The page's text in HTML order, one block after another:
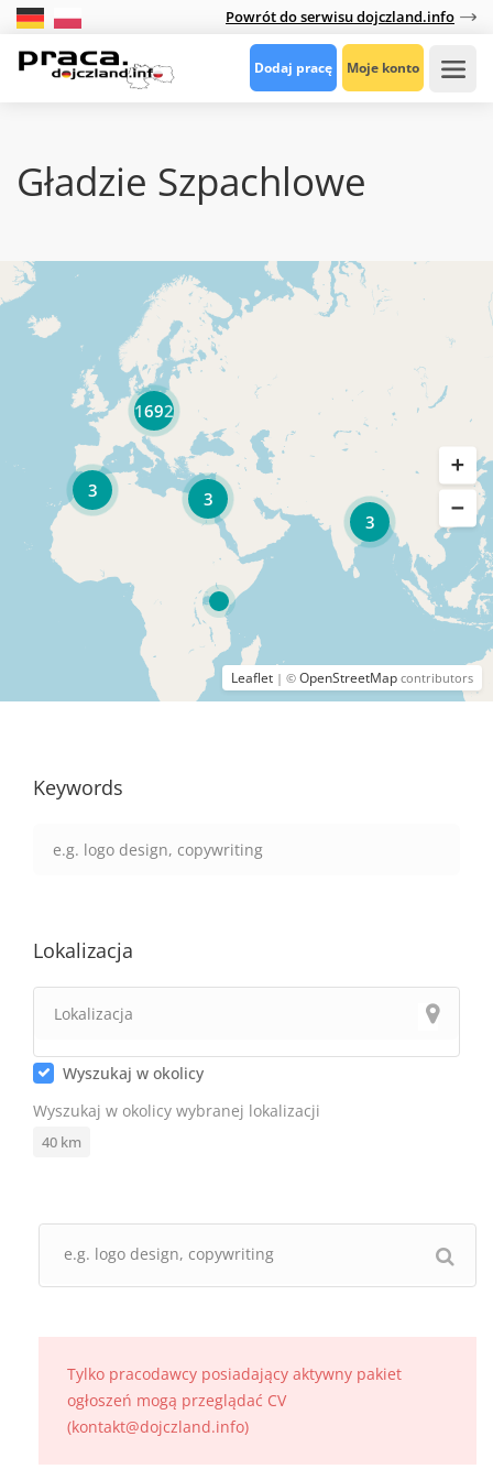
Powrót do serwisu dojczland.info
Dodaj pracę Moje konto
Gładzie Szpachlowe
3
3
3
1692
Leaflet | © OpenStreetMap contributors
Keywords
Lokalizacja
Wyszukaj w okolicy
Wyszukaj w okolicy wybranej lokalizacji
40 km
Tylko pracodawcy posiadający aktywny pakiet
ogłoszeń mogą przeglądać CV
(kontakt@dojczland.info)